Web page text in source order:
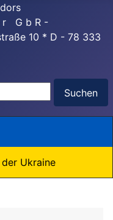
r G b R -
10 * D - 78 333
Suchen
Ukraine